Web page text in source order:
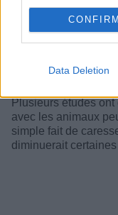
CONFIRM
Data Deletion
Or, maintenir une
deux éléments
santé mentale.
Un effet positif sur
Plusieurs études
avec les animaux
simple fait de
diminuerait